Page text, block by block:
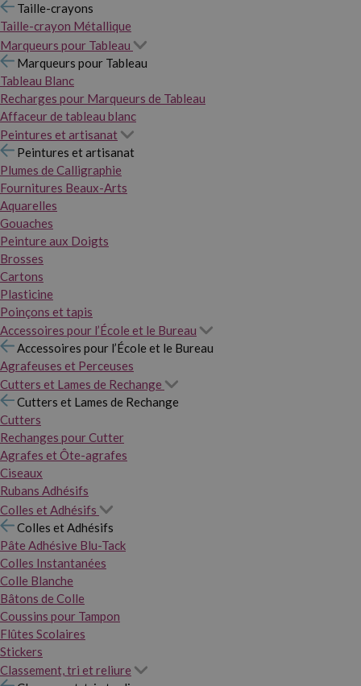
Taille-crayons
Taille-crayon Métallique
Marqueurs pour Tableau
Marqueurs pour Tableau
Tableau Blanc
Recharges pour Marqueurs de Tableau
Affaceur de tableau blanc
Peintures et artisanat
Peintures et artisanat
Plumes de Calligraphie
Fournitures Beaux-Arts
Aquarelles
Gouaches
Peinture aux Doigts
Brosses
Cartons
Plasticine
Poinçons et tapis
Accessoires pour l’École et le Bureau
Accessoires pour l’École et le Bureau
Agrafeuses et Perceuses
Cutters et Lames de Rechange
Cutters et Lames de Rechange
Cutters
Rechanges pour Cutter
Agrafes et Ôte-agrafes
Ciseaux
Rubans Adhésifs
Colles et Adhésifs
Colles et Adhésifs
Pâte Adhésive Blu-Tack
Colles Instantanées
Colle Blanche
Bâtons de Colle
Coussins pour Tampon
Flûtes Scolaires
Stickers
Classement, tri et reliure